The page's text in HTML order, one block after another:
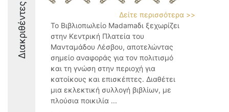
Διακριθέντες
Δείτε περισσότερα >>
Το Βιβλιοπωλείο Madamaδι ξεχωρίζει
στην Κεντρική Πλατεία του
Μανταμάδου Λέσβου, αποτελώντας
σημείο αναφοράς για τον πολιτισμό
και τη γνώση στην περιοχή για
κατοίκους και επισκέπτες. Διαθέτει
μια εκλεκτική συλλογή βιβλίων, με
πλούσια ποικιλία ...